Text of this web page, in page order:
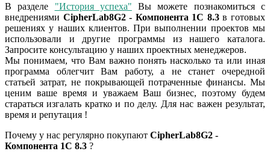
В разделе "История успеха" Вы можете познакомиться с
внедрениями CipherLab8G2 - Компонента 1С 8.3в готовых
решениях у наших клиентов. При выполнении проектов мы
использовали и другие программы из нашего каталога.
Запросите консультацию у наших проектных менеджеров.
Мы понимаем, что Вам важно понять насколько та или иная
программа облегчит Вам работу, а не станет очередной
статьей затрат, не покрывающей потраченные финансы. Мы
ценим ваше время и уважаем Ваш бизнес, поэтому будем
стараться изгалать кратко и по делу. Для нас важен результат,
время и репутация !
Почему у нас регулярно покупают CipherLab8G2 -
Компонента 1С 8.3 ?